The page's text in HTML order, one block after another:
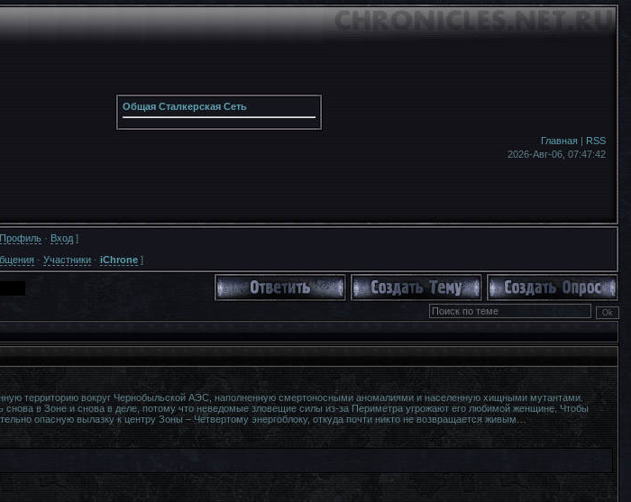
Общая Сталкерская Сеть
Главная| RSS
2026-Авг-06, 07:47:44
· Вход ]
· Участники · iChrone ]
территорию вокруг Чернобыльской АЭС, наполненную смертоносными аномалиями и населенную хищными мутантами.
в Зоне и снова в деле, потому что неведомые зловещие силы из-за Периметра угрожают его любимой женщине. Чтобы
опасную вылазку к центру Зоны – Четвертому энергоблоку, откуда почти никто не возвращается живым…